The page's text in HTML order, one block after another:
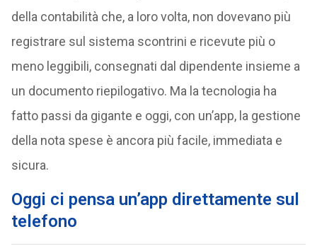
della contabilità che, a loro volta, non dovevano più
registrare sul sistema scontrini e ricevute più o
meno leggibili, consegnati dal dipendente insieme a
un documento riepilogativo. Ma la tecnologia ha
fatto passi da gigante e oggi, con un’app, la gestione
della nota spese è ancora più facile, immediata e
sicura.
Oggi ci pensa un’app direttamente sul
telefono